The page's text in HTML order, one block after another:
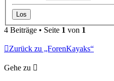
4 Beiträge • Seite 1 von 1
Zurück zu „ForenKayaks“
Gehe zu